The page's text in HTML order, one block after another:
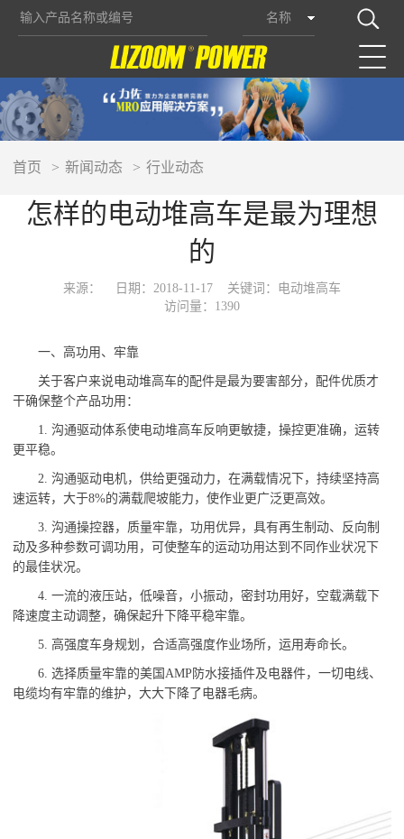
名称
首页 新闻动态 行业动态
怎样的电动堆高车是最为理想
的
来源： 日期：2018-11-17
关键词：电动堆高车
访问量：1390
一、高功用、牢靠
关于客户来说电动堆高车的配件是最为要害部分，配件优质才
干确保整个产品功用：
1. 沟通驱动体系使电动堆高车反响更敏捷，操控更准确，运转
更平稳。
2. 沟通驱动电机，供给更强动力，在满载情况下，持续坚持高
速运转，大于8%的满载爬坡能力，使作业更广泛更高效。
3. 沟通操控器，质量牢靠，功用优异，具有再生制动、反向制
动及多种参数可调功用，可使整车的运动功用达到不同作业状况下
的最佳状况。
4. 一流的液压站，低噪音，小振动，密封功用好，空载满载下
降速度主动调整，确保起升下降平稳牢靠。
5. 高强度车身规划，合适高强度作业场所，运用寿命长。
6. 选择质量牢靠的美国AMP防水接插件及电器件，一切电线、
电缆均有牢靠的维护，大大下降了电器毛病。